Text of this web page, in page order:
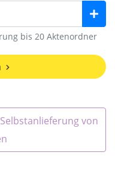
bis 20 Aktenordner
von